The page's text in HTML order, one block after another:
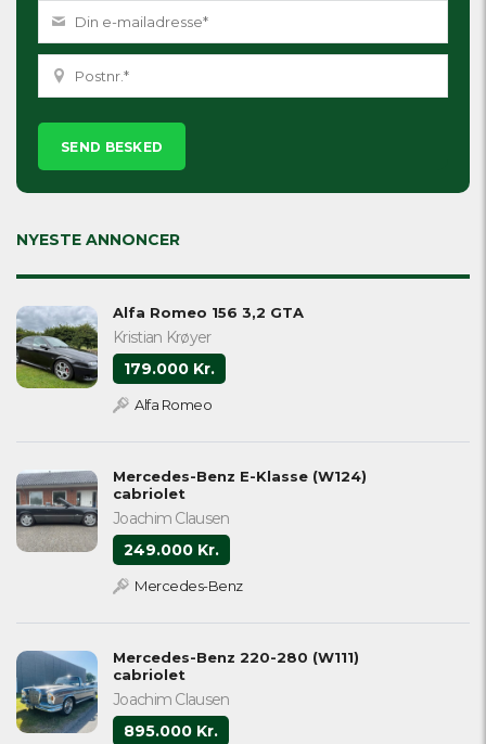
Please
leave
empty.
NYESTE ANNONCER
Alfa Romeo 156 3,2 GTA
Kristian Krøyer
179.000 Kr.
Alfa Romeo
Mercedes-Benz E-Klasse (W124)
cabriolet
Joachim Clausen
249.000 Kr.
Mercedes-Benz
Mercedes-Benz 220-280 (W111)
cabriolet
Joachim Clausen
895.000 Kr.